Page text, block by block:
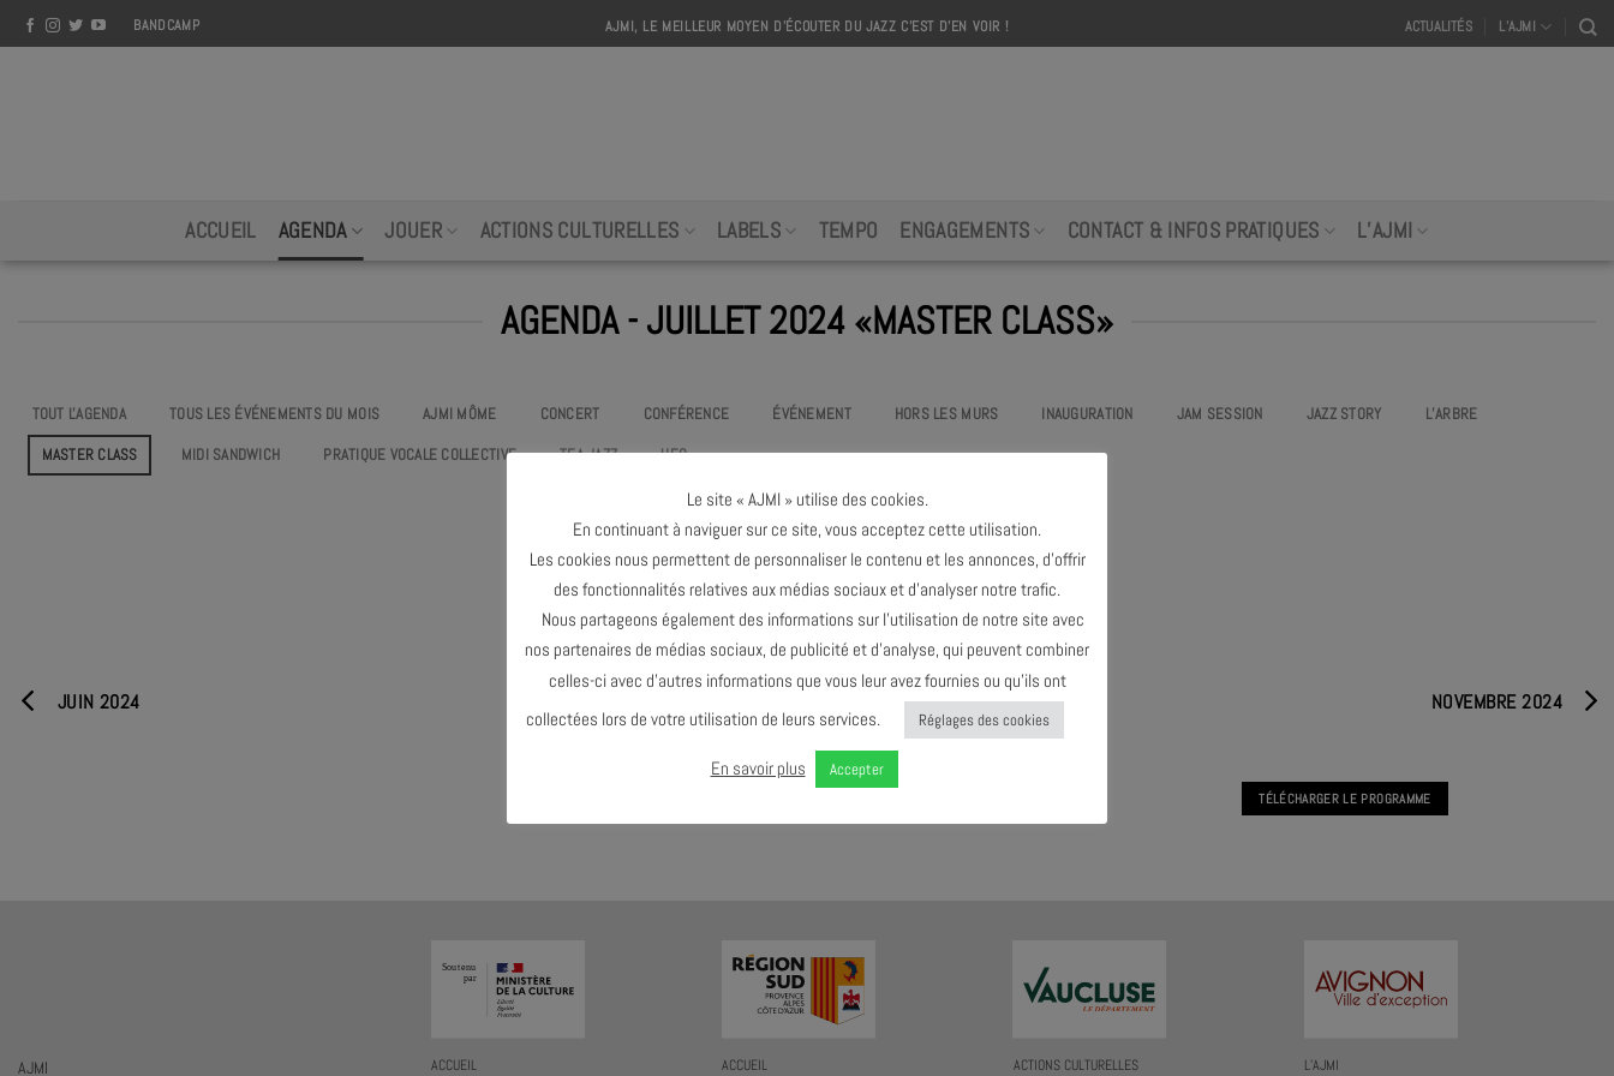
Skip
to
BANDCAMP AJMI, LE MEILLEUR MOYEN D'ÉCOUTER DU JAZZ C'EST D'EN VOIR ! ACTUALITÉS L’AJMI
ACCUEIL AGENDA JOUER ACTIONS CULTURELLES LABELS TEMPO ENGAGEMENTS CONTACT & INFOS PRATIQUES L’AJMI
AGENDA - JUILLET 2024 «MASTER CLASS»
TOUT L'AGENDA TOUS LES ÉVÉNEMENTS DU MOIS AJMI MÔME CONCERT CONFÉRENCE ÉVÉNEMENT HORS LES MURS INAUGURATION JAM SESSION JAZZ STORY
L’ARBRE
MASTER CLASS
MIDI SANDWICH PRATIQUE VOCALE COLLECTIVE TEA JAZZ UEO
Pas d'événement«master class»à venir ce mois
Le dernier événement de l'agenda :Novembre 2024
JUIN 2024 NOVEMBRE 2024
TÉLÉCHARGER LE PROGRAMME
AJMI ACCUEIL ACCUEIL ACTIONS CULTURELLES L’AJMI
Le site « AJMI » utilise des cookies.
En continuant à naviguer sur ce site, vous acceptez cette utilisation.
Les cookies nous permettent de personnaliser le contenu et les annonces, d’offrir
des fonctionnalités relatives aux médias sociaux et d’analyser notre trafic.
Nous partageons également des informations sur l’utilisation de notre site avec
nos partenaires de médias sociaux, de publicité et d’analyse, qui peuvent combiner
celles-ci avec d’autres informations que vous leur avez fournies ou qu’ils ont
collectées lors de votre utilisation de leurs services.
Réglages des cookies
En savoir plus Accepter